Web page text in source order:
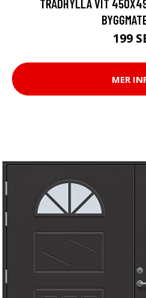
TRÅDHYLLA VIT
199
MER